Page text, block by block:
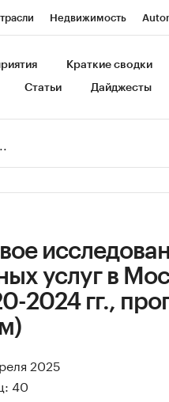
Недвижимость
Спецпроекты СПб
Краткие сводки
Статьи Дайджесты
услуг в
2024 гг.,
2025
40